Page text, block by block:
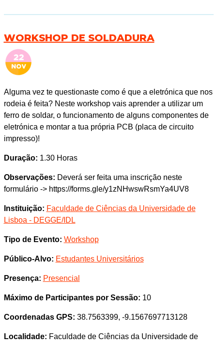
WORKSHOP DE SOLDADURA
Alguma vez te questionaste como é que a eletrónica que nos
rodeia é feita? Neste workshop vais aprender a utilizar um
ferro de soldar, o funcionamento de alguns componentes de
eletrónica e montar a tua própria PCB (placa de circuito
impresso)!
Duração: 1.30 Horas
Observações: Deverá ser feita uma inscrição neste
formulário -> https://forms.gle/y1zNHwswRsmYa4UV8
Instituição: Faculdade de Ciências da Universidade de
Lisboa - DEGGE/IDL
Tipo de Evento: Workshop
Público-Alvo: Estudantes Universitários
Presença: Presencial
Máximo de Participantes por Sessão: 10
Coordenadas GPS: 38.7563399, -9.1567697713128
Localidade: Faculdade de Ciências da Universidade de